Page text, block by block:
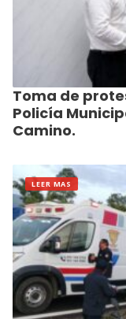
Toma de
Policía
Camino.
LEER MAS